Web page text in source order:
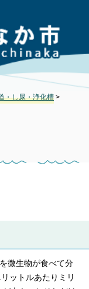
・し尿・浄化槽 >
微生物が食べて分
ットルあたりミリ